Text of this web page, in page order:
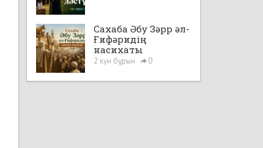
Сахаба Әбу Зәрр әл-
Ғифәридің
насихаты
2 күн бұрын 0